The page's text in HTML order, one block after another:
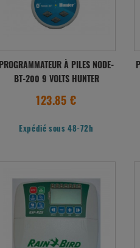
PROGRAMMATEUR À PILES NODE-
BT-200 9 VOLTS HUNTER
123.85 €
Expédié sous 48-72h